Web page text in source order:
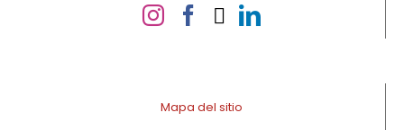
Mapa del sitio